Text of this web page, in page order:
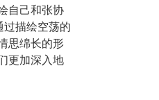
自己和张协
过描绘空荡的
思绵长的形
更加深入地